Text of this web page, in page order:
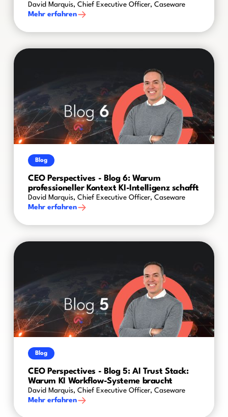
David Marquis, Chief Executive Officer, Caseware
Mehr erfahren
Blog
CEO Perspectives - Blog 6: Warum
professioneller Kontext KI-Intelligenz schafft
David Marquis, Chief Executive Officer, Caseware
Mehr erfahren
Blog
CEO Perspectives - Blog 5: AI Trust Stack:
Warum KI Workflow-Systeme braucht
David Marquis, Chief Executive Officer, Caseware
Mehr erfahren